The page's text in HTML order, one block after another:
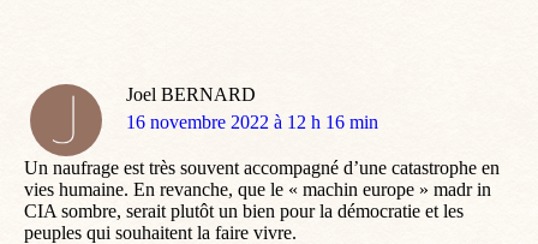
Joel BERNARD
dit
16 novembre 2022 à 12 h 16 min
Un naufrage est très souvent accompagné d’une catastrophe en
vies humaine. En revanche, que le « machin europe » madr in
CIA sombre, serait plutôt un bien pour la démocratie et les
peuples qui souhaitent la faire vivre.